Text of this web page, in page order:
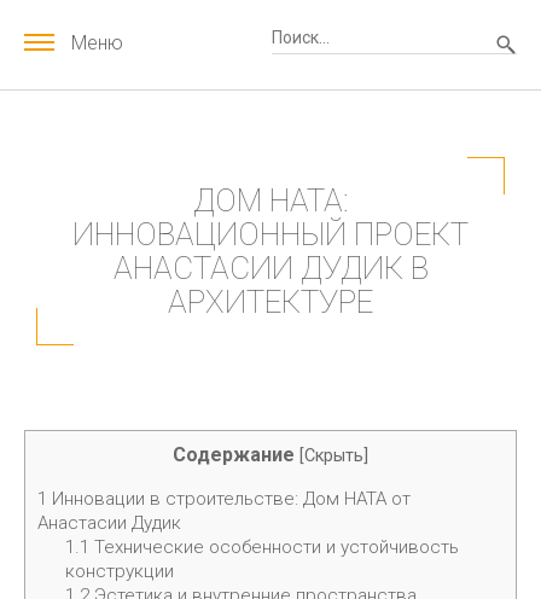
Меню
ДОМ HATA:
ИННОВАЦИОННЫЙ ПРОЕКТ
АНАСТАСИИ ДУДИК В
АРХИТЕКТУРЕ
Содержание Скрыть
1 Инновации в строительстве: Дом HATA от
Анастасии Дудик
1.1 Технические особенности и устойчивость
конструкции